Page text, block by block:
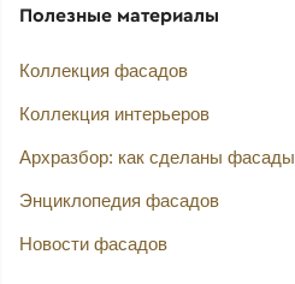
Полезные материалы
Коллекция фасадов
Коллекция интерьеров
Архразбор: как сделаны фасады
Энциклопедия фасадов
Новости фасадов